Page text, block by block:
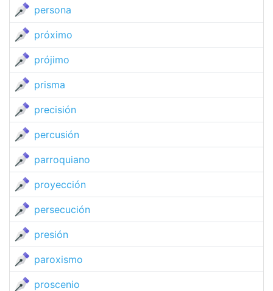
persona
próximo
prójimo
prisma
precisión
percusión
parroquiano
proyección
persecución
presión
paroxismo
proscenio